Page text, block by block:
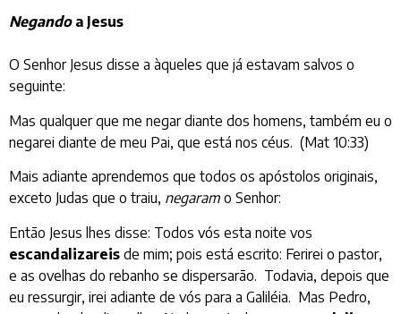
Negandoa Jesus
O Senhor Jesus disse a àqueles que já estavam salvos o
seguinte:
Mas qualquer que me negar diante dos homens, também eu o
negarei diante de meu Pai, que está nos céus. (Mat 10:33)
Mais adiante aprendemos que todos os apóstolos originais,
exceto Judas que o traiu, negaram o Senhor:
Então Jesus lhes disse: Todos vós esta noite vos
escandalizareis de mim; pois está escrito: Ferirei o pastor,
e as ovelhas do rebanho se dispersarão. Todavia, depois que
eu ressurgir, irei adiante de vós para a Galiléia. Mas Pedro,